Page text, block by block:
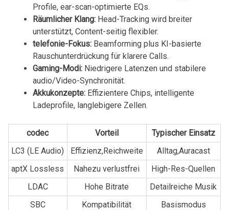
Profile,⁤ ear-scan-optimierte ​EQs.
Räumlicher ‌Klang:⁢Head-Tracking wird breiter
⁣unterstützt, Content-seitig flexibler.
telefonie-Fokus:Beamforming plus KI-basierte
⁤Rauschunterdrückung für ⁢klarere Calls.
Gaming-Modi:Niedrigere Latenzen und stabilere
audio/Video-Synchronität.
Akkukonzepte:Effizientere Chips, intelligente
Ladeprofile,‍ langlebigere Zellen.
codec Vorteil
Typischer Einsatz
LC3 (LE Audio)
Effizienz,Reichweite
Alltag,Auracast
aptX Lossless
Nahezu ‍verlustfrei
High-Res-Quellen
LDAC
Hohe Bitrate
Detailreiche Musik
SBC
Kompatibilität Basismodus